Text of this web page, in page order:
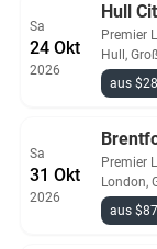
Sa
24 Okt
2026
Hull
Premier
Hull,
aus
Sa
31 Okt
2026
Premier
London,
aus $87